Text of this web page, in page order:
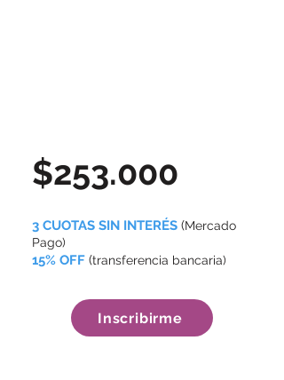
3 CUOTAS SIN INTERÉS (Mercado
Pago)
15% OFF (transferencia bancaria)
$253.000
Inscribirme